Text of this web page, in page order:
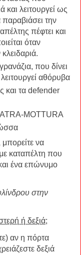
και λειτουργεί ως
την
πέφτει και
όταν
που δίνει
αθόρυβα
και τα defender
ATRA-MOTTURA
να
καταπέλτη που
ένα επώνυμο
στην
ή δεξιά;
αν η πόρτα
δεξιά